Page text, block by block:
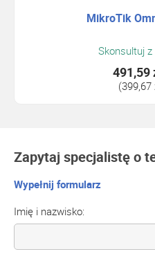
MikroTik
Skonsultuj
491,59
(399,67
Zapytaj specjalistę o
Wypełnij formularz
Imię i nazwisko: